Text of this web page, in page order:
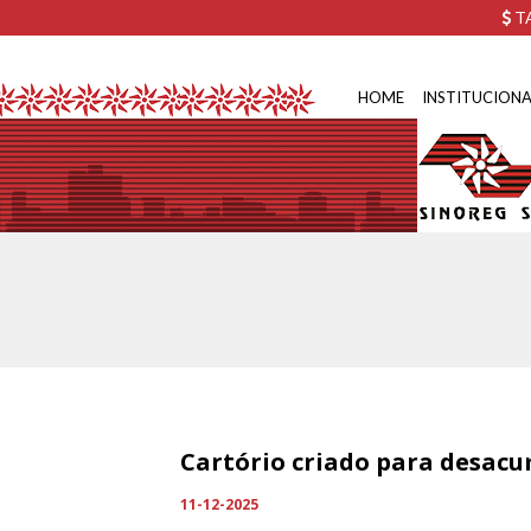
HOME
Cartório criado para
11-12-2025